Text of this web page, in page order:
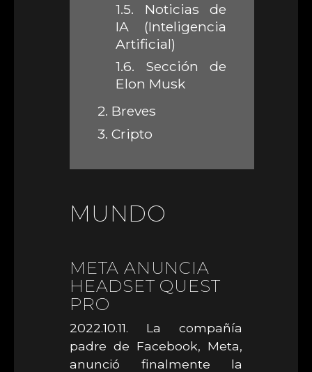
1.5. Noticias de
IA (Inteligencia
Artificial)
1.6. Sección de
Elon Musk
2. Breves
3. Cripto
MUNDO
META ANUNCIA
HEADSET QUEST
PRO
2022.10.11. La compañía
padre de Facebook, Meta,
anunció finalmente la